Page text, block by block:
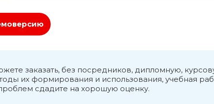
привлекаемых государством для
комплексно расходуемых на основаниях
– Экономические и социальные;
– Технологии развития и поддержки
Принято классифицировать внебюджетные
заказать, без посредников, дипломную,
их формирования и использования, учебная
сдадите на хорошую оценку.